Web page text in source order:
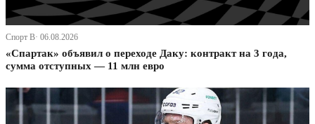
Спорт В· 06.08.2026
«Спартак» объявил о переходе Даку: контракт на 3 года,
сумма отступных — 11 млн евро